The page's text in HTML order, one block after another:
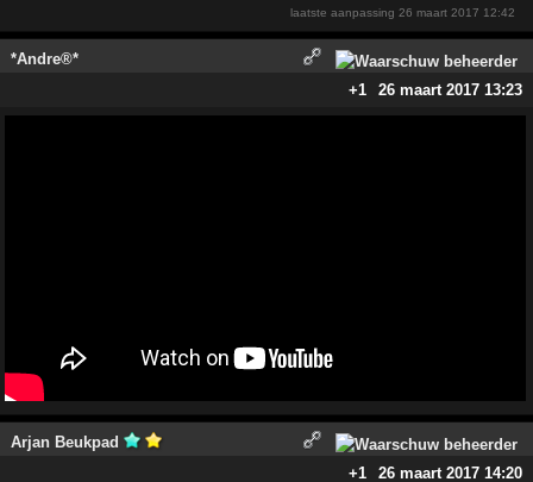
laatste aanpassing26 maart 2017 12:42
*Andre®*
+1
26 maart 2017 13:23
Arjan Beukpad
+1
26 maart 2017 14:20